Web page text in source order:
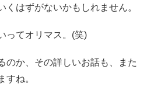
はずがないかもしれません。
ってオリマス。(笑)
のか、その詳しいお話も、また
すね。